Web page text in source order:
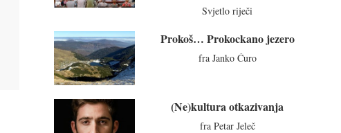
Svjetlo riječi
Prokoš… Prokockano jezero
fra Janko Ćuro
(Ne)kultura otkazivanja
fra Petar Jeleč